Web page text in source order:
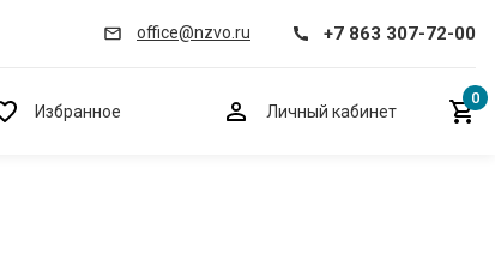
office@nzvo.ru +7 863 307-72-00
Избранное Личный кабинет
0